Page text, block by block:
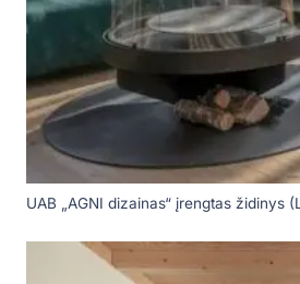
UAB „AGNI dizainas“ įrengtas židinys